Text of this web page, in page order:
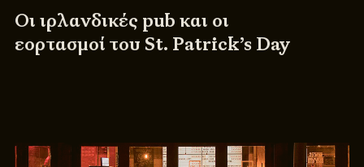
Οι ιρλανδικές pub και οι
εορτασμοί του St. Patrick’s Day